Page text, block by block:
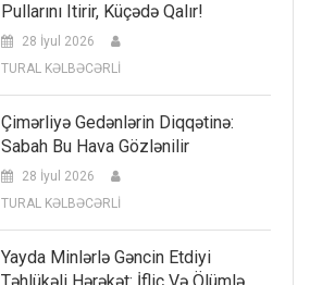
Pullarını Itirir, Küçədə Qalır!
28 İyul 2026
TURAL KƏLBƏCƏRLİ
Çimərliyə Gedənlərin Diqqətinə:
Sabah Bu Hava Gözlənilir
28 İyul 2026
TURAL KƏLBƏCƏRLİ
Yayda Minlərlə Gəncin Etdiyi